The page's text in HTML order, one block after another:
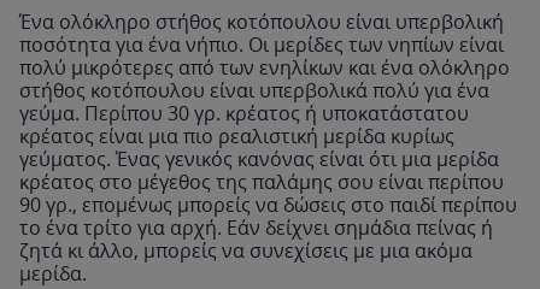
Ένα ολόκληρο στήθος κοτόπουλου είναι υπερβολική
ποσότητα για ένα νήπιο. Οι μερίδες των νηπίων είναι
πολύ μικρότερες από των ενηλίκων και ένα ολόκληρο
στήθος κοτόπουλου είναι υπερβολικά πολύ για ένα
γεύμα. Περίπου 30 γρ. κρέατος ή υποκατάστατου
κρέατος είναι μια πιο ρεαλιστική μερίδα κυρίως
γεύματος. Ένας γενικός κανόνας είναι ότι μια μερίδα
κρέατος στο μέγεθος της παλάμης σου είναι περίπου
90 γρ., επομένως μπορείς να δώσεις στο παιδί περίπου
το ένα τρίτο για αρχή. Εάν δείχνει σημάδια πείνας ή
ζητά κι άλλο, μπορείς να συνεχίσεις με μια ακόμα
μερίδα.